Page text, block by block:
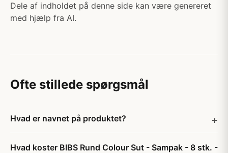
Dele af indholdet på denne side kan være genereret
med hjælp fra AI.
Ofte stillede spørgsmål
Hvad er navnet på produktet?
Hvad koster BIBS Rund Colour Sut - Sampak - 8 stk. -